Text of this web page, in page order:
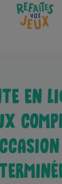
EN